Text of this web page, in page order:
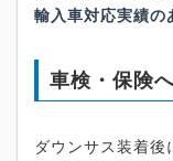
輸入車対応実績の
車検・保険
ダウンサス装着